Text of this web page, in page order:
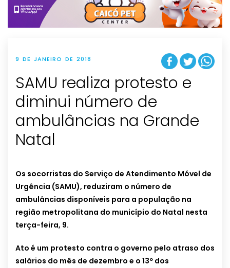
i
o
n
9 DE JANEIRO DE 2018
SAMU realiza protesto e
diminui número de
ambulâncias na Grande
Natal
Os socorristas do Serviço de Atendimento Móvel de
Urgência (SAMU), reduziram o número de
ambulâncias disponíveis para a população na
região metropolitana do município do Natal nesta
terça-feira, 9.
Ato é um protesto contra o governo pelo atraso dos
salários do mês de dezembro e o 13º dos